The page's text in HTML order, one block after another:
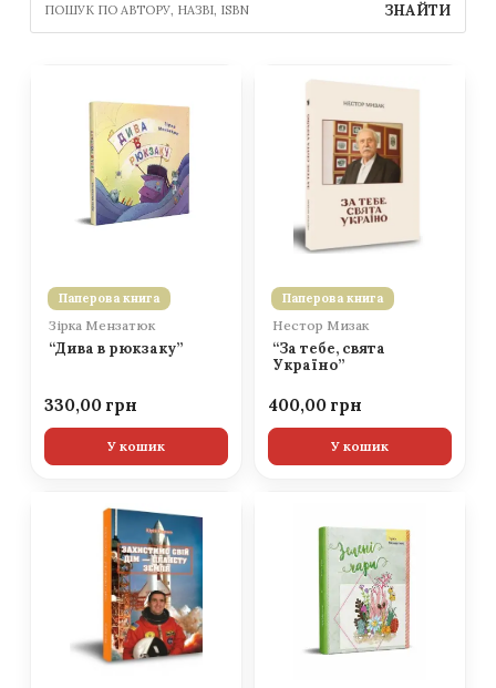
ЗНАЙТИ
Паперова книга
Зірка Мензатюк
“Дива в рюкзаку”
330,00
У кошик
Паперова книга
Нестор Мизак
“За тебе, свята
Україно”
400,00
У кошик